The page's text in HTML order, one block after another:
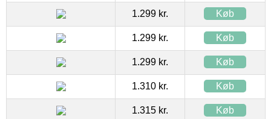
1.299 kr. Køb
1.299 kr. Køb
1.299 kr. Køb
1.310 kr. Køb
1.315 kr. Køb